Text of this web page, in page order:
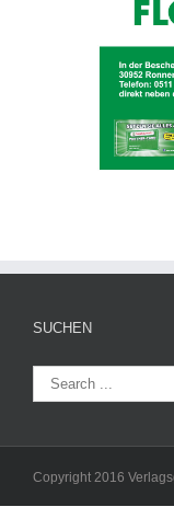
SUCHEN
Copyright 2016